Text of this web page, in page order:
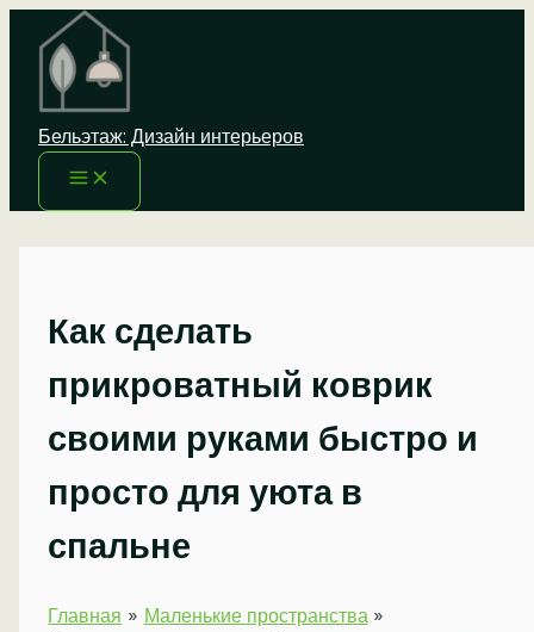
Перейти
содержимому
Бельэтаж: Дизайн интерьеров
Как сделать
прикроватный коврик
своими руками быстро и
просто для уюта в
спальне
Главная
Маленькие пространства